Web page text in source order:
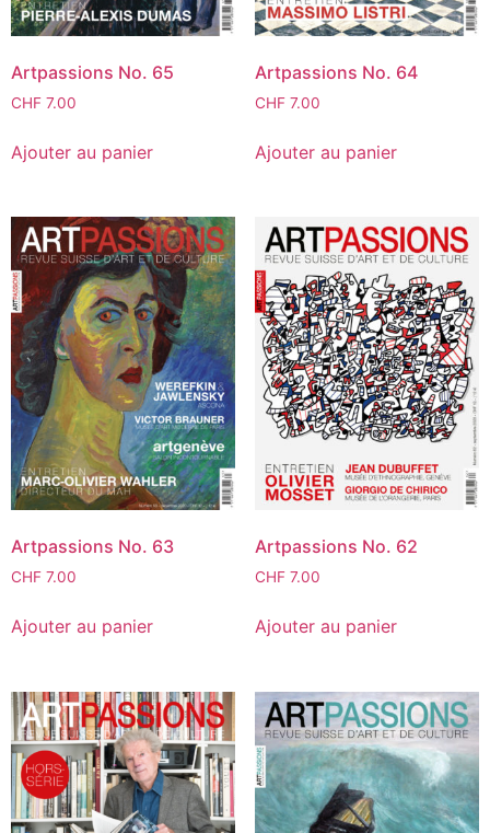
Artpassions No. 65
CHF 7.00
Ajouter au panier
Artpassions No. 64
CHF7.00
Ajouter au panier
Artpassions No. 63
CHF 7.00
Ajouter au panier
Artpassions No. 62
CHF7.00
Ajouter au panier